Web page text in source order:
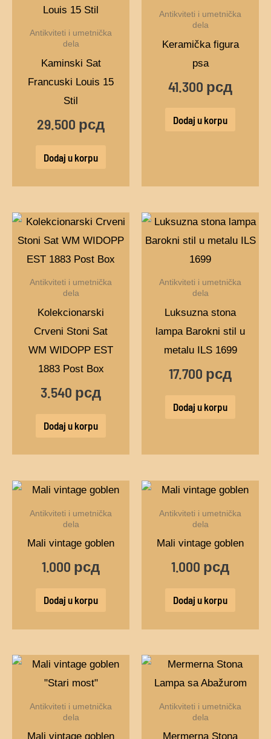
Antikviteti i umetnička
dela
Kaminski Sat
Francuski Louis 15
Stil
29.500 рсд
Dodaj u korpu
Antikviteti i umetnička
dela
Keramička figura
psa
41.300 рсд
Dodaj u korpu
Antikviteti i umetnička
dela
Kolekcionarski
Crveni Stoni Sat
WM WIDOPP EST
1883 Post Box
3.540 рсд
Dodaj u korpu
Antikviteti i umetnička
dela
Luksuzna stona
lampa Barokni stil u
metalu ILS 1699
17.700 рсд
Dodaj u korpu
Antikviteti i umetnička
dela
Mali vintage goblen
1.000 рсд
Dodaj u korpu
Antikviteti i umetnička
dela
Mali vintage goblen
1.000 рсд
Dodaj u korpu
Antikviteti i umetnička
dela
Mali vintage goblen
Antikviteti i umetnička
dela
Mermerna Stona